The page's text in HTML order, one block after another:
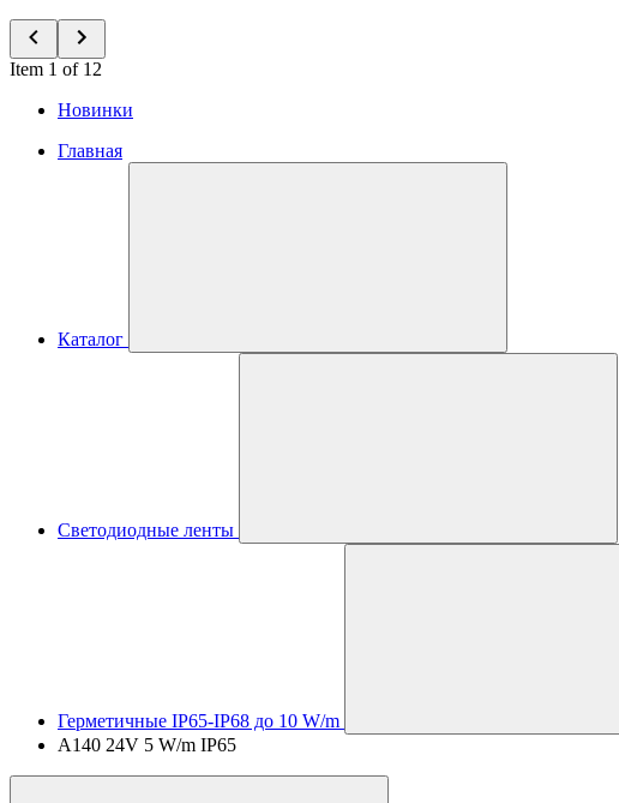
Item 1 of 12
Новинки
Главная
Каталог
Светодиодные ленты
Герметичные IP65-IP68 до 10 W/m
A140 24V 5 W/m IP65